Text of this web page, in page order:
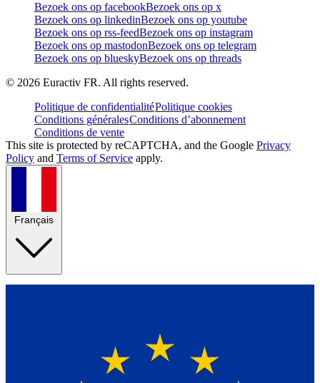
Bezoek ons op facebookBezoek ons op x
Bezoek ons op linkedinBezoek ons op youtube
Bezoek ons op rss-feedBezoek ons op instagram
Bezoek ons op mastodonBezoek ons op telegram
Bezoek ons op blueskyBezoek ons op threads
© 2026 Euractiv FR. All rights reserved.
Politique de confidentialitéPolitique cookies
Conditions généralesConditions d’abonnement
Conditions de vente
This site is protected by reCAPTCHA, and the Google Privacy
Policy and Terms of Service apply.
Français